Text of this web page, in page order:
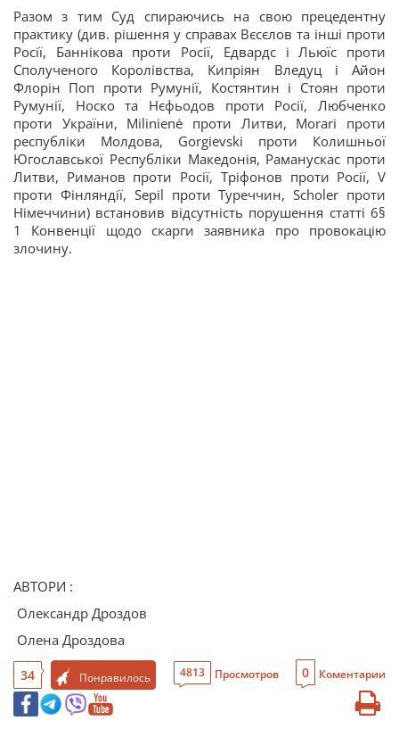
Разом з тим Суд спираючись на свою прецедентну
практику (див. рішення у справах Вєсєлов та інші проти
Росії, Баннікова проти Росії, Едвардс і Льюїс проти
Сполученого Королівства, Кипріян Вледуц і Айон
Флорін Поп проти Румунії, Костянтин і Стоян проти
Румунії, Носко та Нєфьодов проти Росії, Любченко
проти України, Milinienė проти Литви, Morari проти
республіки Молдова, Gorgievski проти Колишньої
Югославської Республіки Македонія, Раманускас проти
Литви, Риманов проти Росії, Тріфонов проти Росії, V
проти Фінляндії, Sepil проти Туреччин, Scholer проти
Німеччини) встановив відсутність порушення статті 6§
1 Конвенції щодо скарги заявника про провокацію
злочину.
АВТОРИ :
Олександр Дроздов
Олена Дроздова
34 Понравилось 4813 Просмотров 0 Коментарии